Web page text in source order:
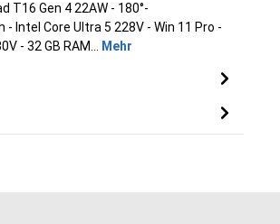
T16 Gen 4 22AW - 180°-
- Intel Core Ultra 5 228V - Win 11 Pro -
- 32 GB RAM… Mehr